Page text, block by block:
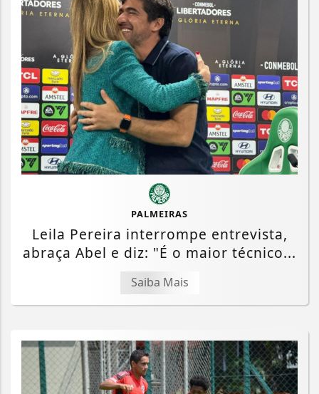
PALMEIRAS
Leila Pereira interrompe entrevista,
abraça Abel e diz: "É o maior técnico...
Saiba Mais